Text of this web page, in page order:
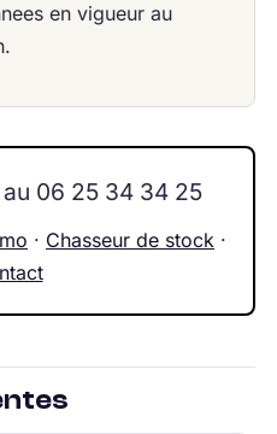
en vigueur au
06 25 34 34 25
· Chasseur de stock ·